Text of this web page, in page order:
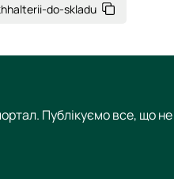
do-skladu
Публікуємо все, що